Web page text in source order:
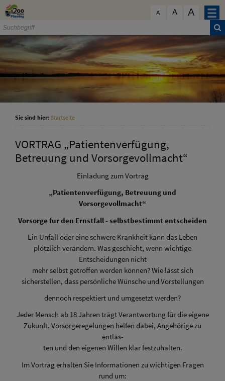
Zum Inhalt
A A A
Sie sind hier: Startseite
VORTRAG „Patientenverfügung,
Betreuung und Vorsorgevollmacht“
Einladung zum Vortrag
„Patientenverfügung, Betreuung und
Vorsorgevollmacht“
Vorsorge fur den Ernstfall - selbstbestimmt entscheiden
Ein Unfall oder eine schwere Krankheit kann das Leben
plötzlich verändern. Was geschieht, wenn wichtige
Entscheidungen nicht
mehr selbst getroffen werden können? Wie lässt sich
sicherstellen, dass persönliche Wünsche und Vorstellungen
dennoch respektiert und umgesetzt werden?
Jeder Mensch ab 18 Jahren trägt Verantwortung für die eigene
Zukunft. Vorsorgeregelungen helfen dabei, Angehörige zu
entlas-
ten und den eigenen Willen klar festzuhalten.
Im Vortrag erhalten Sie Informationen zu wichtigen Fragen
rund um:
schließen